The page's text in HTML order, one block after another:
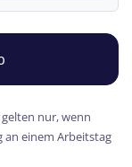
nur, wenn
an einem Arbeitstag